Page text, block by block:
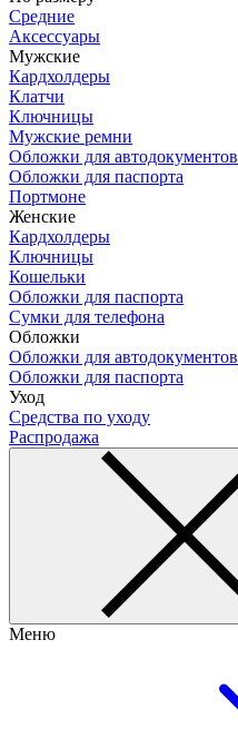
Средние
Аксессуары
Мужские
Кардхолдеры
Клатчи
Ключницы
Мужские ремни
Обложки для автодокументов
Обложки для паспорта
Портмоне
Женские
Кардхолдеры
Ключницы
Кошельки
Обложки для паспорта
Сумки для телефона
Обложки
Обложки для автодокументов
Обложки для паспорта
Уход
Средства по уходу
Распродажа
Меню